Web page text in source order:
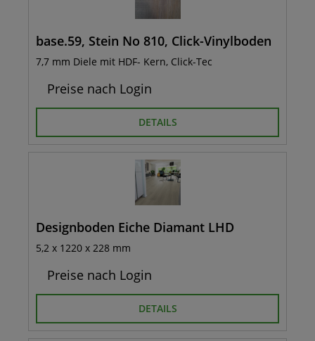
base.59, Stein No 810, Click-Vinylboden
7,7 mm Diele mit HDF- Kern, Click-Tec
Preise nach Login
DETAILS
Designboden Eiche Diamant LHD
5,2 x 1220 x 228 mm
Preise nach Login
DETAILS